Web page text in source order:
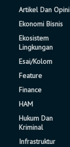
Artikel Dan Opini
Ekonomi Bisnis
Ekosistem
Lingkungan
Esai/Kolom
Feature
Finance
HAM
Hukum Dan
Kriminal
Infrastruktur